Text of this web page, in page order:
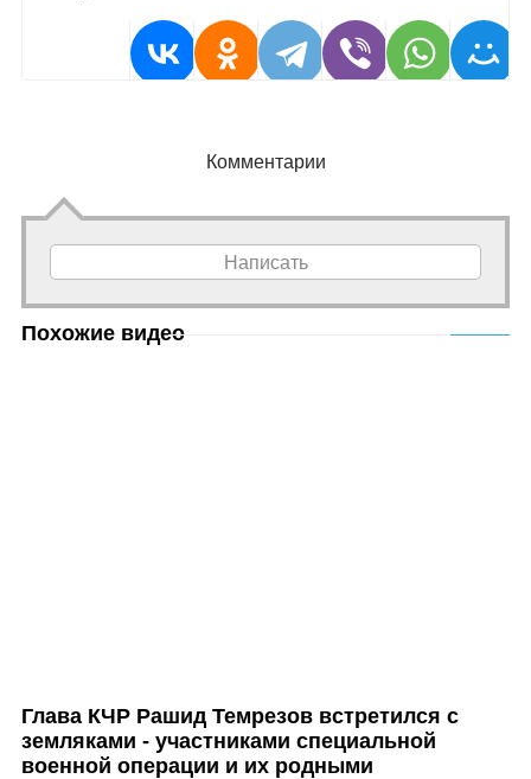
Комментарии
Написать
Похожие видео
Глава КЧР Рашид Темрезов встретился с
земляками - участниками специальной
военной операции и их родными